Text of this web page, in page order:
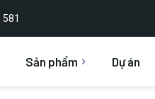
Sản phẩm Dự án